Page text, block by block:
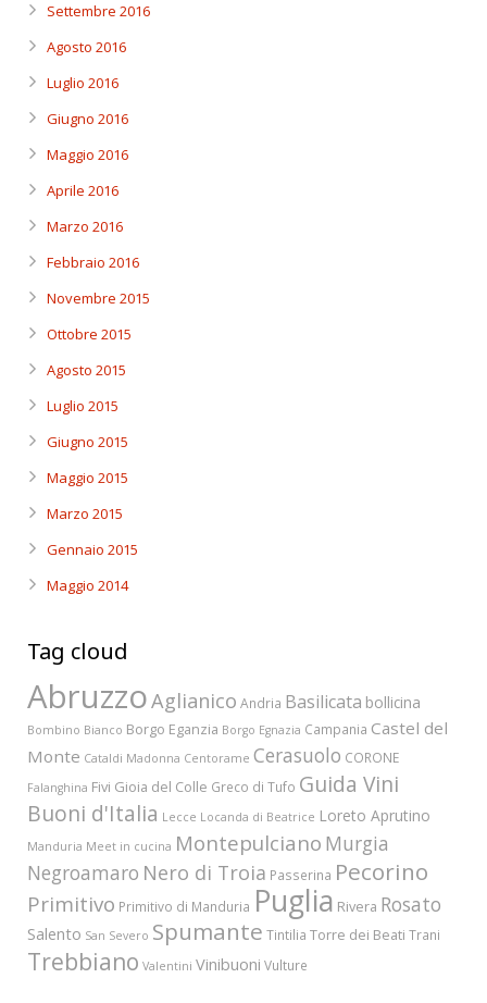
Settembre 2016
Agosto 2016
Luglio 2016
Giugno 2016
Maggio 2016
Aprile 2016
Marzo 2016
Febbraio 2016
Novembre 2015
Ottobre 2015
Agosto 2015
Luglio 2015
Giugno 2015
Maggio 2015
Marzo 2015
Gennaio 2015
Maggio 2014
Tag cloud
AbruzzoAglianico Andria Basilicata bollicina
Bombino Bianco Borgo Eganzia Borgo Egnazia Campania Castel del
Monte Cataldi Madonna Centorame Cerasuolo CORONE
Falanghina Fivi Gioia del Colle Greco di Tufo Guida Vini
Buoni d'Italia Lecce Locanda di Beatrice Loreto Aprutino
Manduria Meet in cucina Montepulciano Murgia
Negroamaro Nero di Troia Passerina Pecorino
Primitivo Primitivo di Manduria Puglia Rivera Rosato
Salento San Severo Spumante Tintilia Torre dei Beati Trani
Trebbiano Valentini Vinibuoni Vulture